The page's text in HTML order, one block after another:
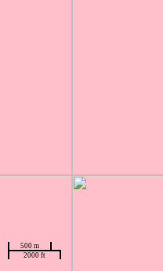
500 m
2000 ft